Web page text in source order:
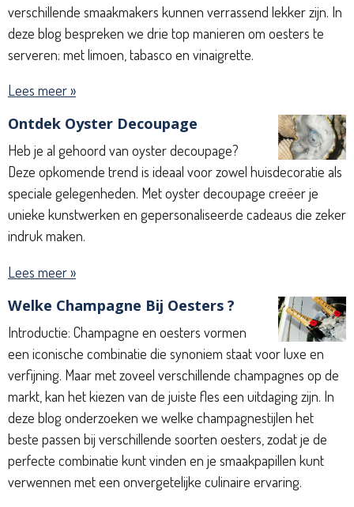
verschillende smaakmakers kunnen verrassend lekker zijn. In
deze blog bespreken we drie top manieren om oesters te
serveren: met limoen, tabasco en vinaigrette.
Lees meer »
Ontdek Oyster Decoupage
Heb je al gehoord van oyster decoupage?
Deze opkomende trend is ideaal voor zowel huisdecoratie als
speciale gelegenheden. Met oyster decoupage creëer je
unieke kunstwerken en gepersonaliseerde cadeaus die zeker
indruk maken.
Lees meer »
Welke Champagne Bij Oesters ?
Introductie: Champagne en oesters vormen
een iconische combinatie die synoniem staat voor luxe en
verfijning. Maar met zoveel verschillende champagnes op de
markt, kan het kiezen van de juiste fles een uitdaging zijn. In
deze blog onderzoeken we welke champagnestijlen het
beste passen bij verschillende soorten oesters, zodat je de
perfecte combinatie kunt vinden en je smaakpapillen kunt
verwennen met een onvergetelijke culinaire ervaring.